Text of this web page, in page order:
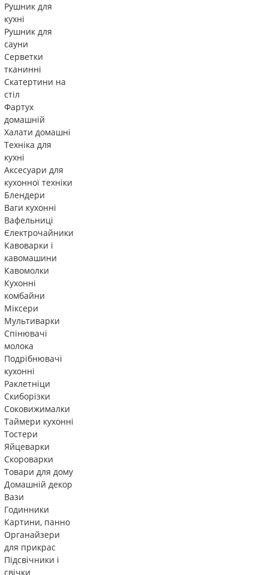
Рушник для
кухні
Рушник для
сауни
Серветки
тканинні
Скатертини на
стіл
Фартух
домашній
Халати домашні
Техніка для
кухні
Аксесуари для
кухонної техніки
Блендери
Ваги кухонні
Вафельниці
Єлектрочайники
Кавоварки і
кавомашини
Кавомолки
Кухонні
комбайни
Міксери
Мультиварки
Спінювачі
молока
Подрібнювачі
кухонні
Раклетніци
Скиборізки
Соковижималки
Таймери кухонні
Тостери
Яйцеварки
Скороварки
Товари для дому
Домашній декор
Вази
Годинники
Картини, панно
Органайзери
для прикрас
Підсвічники і
свічки